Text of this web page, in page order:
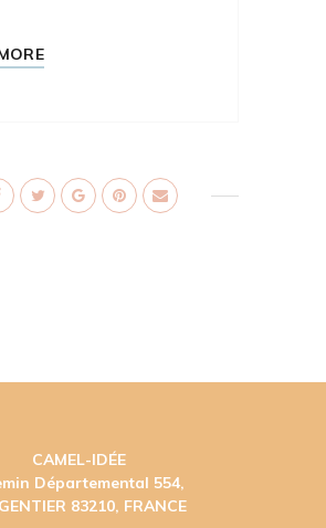
CAMEL-IDÉE
Départemental 554,
83210, FRANCE